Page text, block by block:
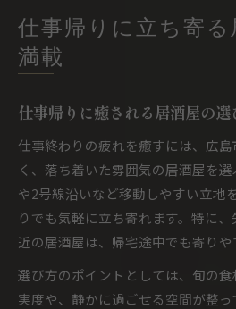
仕事帰りに立ち寄る
満載
仕事帰りに癒される居酒屋の選
仕事終わりの疲れを癒すには、広
く、落ち着いた雰囲気の居酒屋を
や2号線沿いなど移動しやすい立地
りでも気軽に立ち寄れます。特に
近の居酒屋は、帰宅途中でも寄りや
選び方のポイントとしては、旬の
実度や、静かに過ごせる空間が整